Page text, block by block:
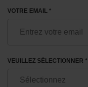
VOTRE EMAIL *
VEUILLEZ SÉLECTIONNER *